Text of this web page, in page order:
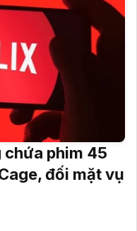
phim 45
đối mặt vụ